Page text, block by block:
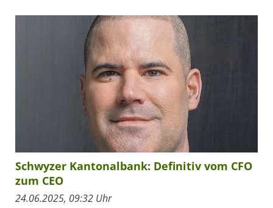
Schwyzer Kantonalbank: Definitiv vom CFO
zum CEO
24.06.2025, 09:32 Uhr